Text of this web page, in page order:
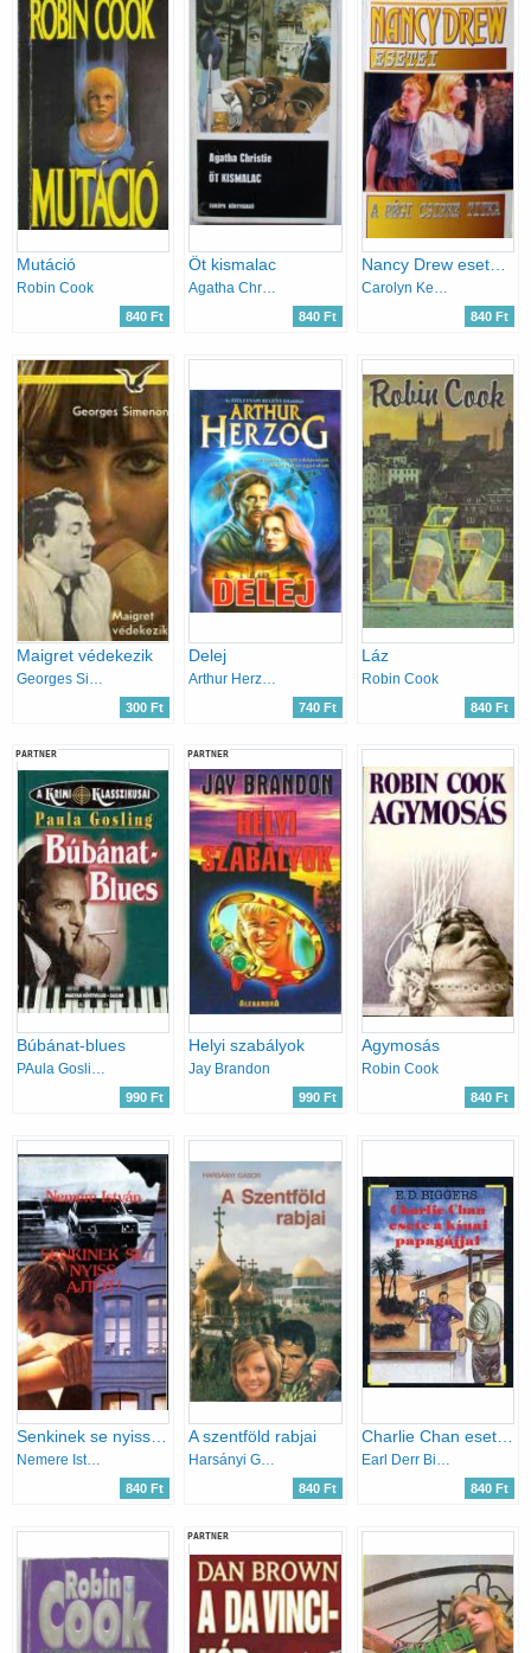
Mutáció
Robin Cook
840 Ft
Öt kismalac
Agatha Christie
840 Ft
Nancy Drew esetei: A régi csipke titka
Carolyn Keene
840 Ft
Maigret védekezik
300 Ft
Delej
740 Ft
Láz
Robin Cook
840 Ft
PARTNER
Búbánat-blues
PAula Gosling
990 Ft
PARTNER
Helyi szabályok
Jay Brandon
990 Ft
Agymosás
Robin Cook
840 Ft
Nemere István
840 Ft
A szentföld rabjai
Harsányi Gábor
840 Ft
Charlie Chan esete a kínai papagájjal
Earl Derr Biggers
840 Ft
PARTNER